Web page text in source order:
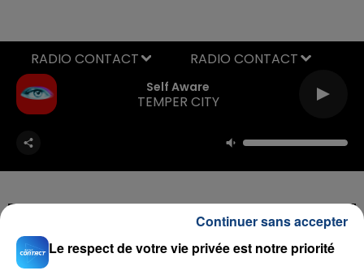
Self Aware
TEMPER CITY
RADIO CONTACT
FIL D'ACTU
Le respect de votre vie privée est notre priorité
Continuer sans accepter